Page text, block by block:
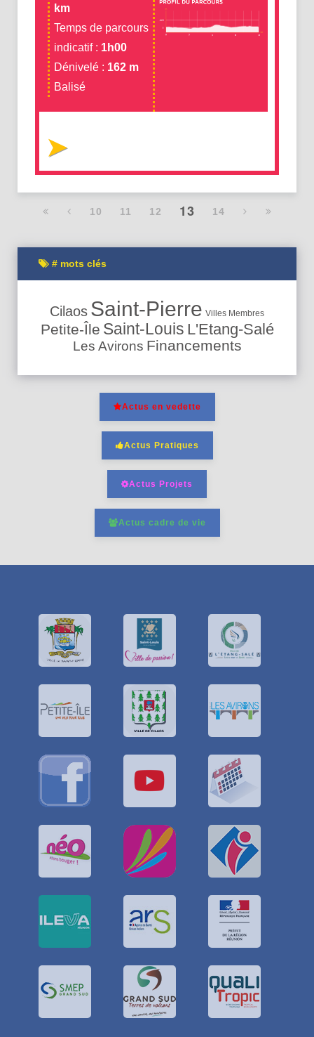
km
Temps de parcours
indicatif : 1h00
Dénivelé : 162 m
Balisé
10 11 12 13 14
# mots clés
Cilaos Saint-Pierre Villes Membres
Petite-Île Saint-Louis L'Etang-Salé
Les Avirons Financements
Actus en vedette
Actus Pratiques
Actus Projets
Actus cadre de vie